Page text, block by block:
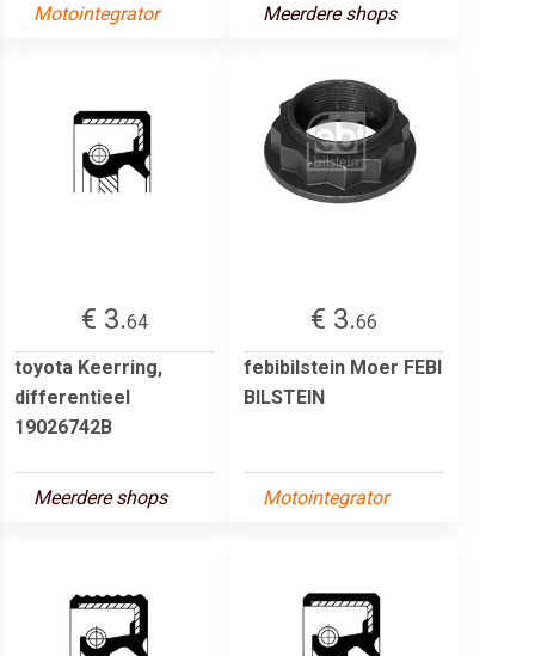
Motointegrator
Meerdere shops
€ 3.64
toyota Keerring,
differentieel
19026742B
Meerdere shops
€ 3.66
febibilstein Moer FEBI
BILSTEIN
Motointegrator